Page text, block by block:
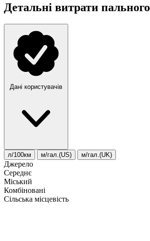
Детальні витрати пального
Дані користувачів
л/100км м/гал.(US) м/гал.(UK)
Джерело
Середнє
Міський
Комбіновані
Сільська місцевість